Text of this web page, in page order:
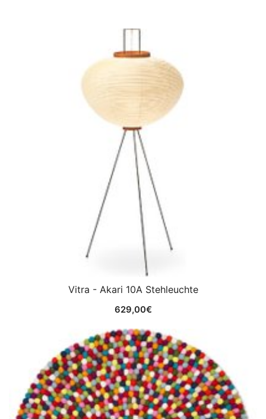
Vitra - Akari 10A Stehleuchte
629,00€